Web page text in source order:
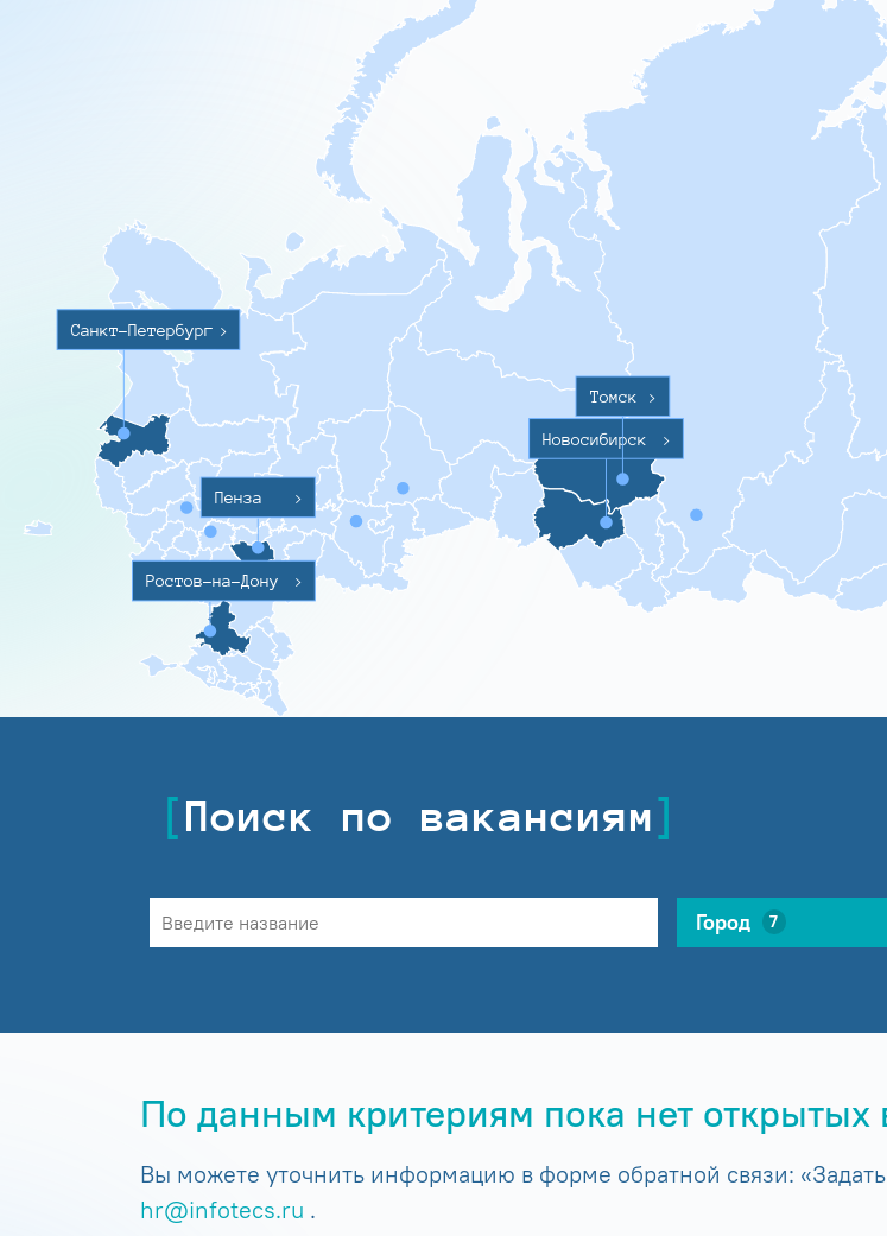
Санкт-Петербург >
Ростов-на-Дону >
Пенза >
Новосибирск >
Томск >
Поиск по вакансиям
Город 7
По данным критериям пока нет открытых
Вы можете уточнить информацию в форме обратной связи:
hr@infotecs.ru .